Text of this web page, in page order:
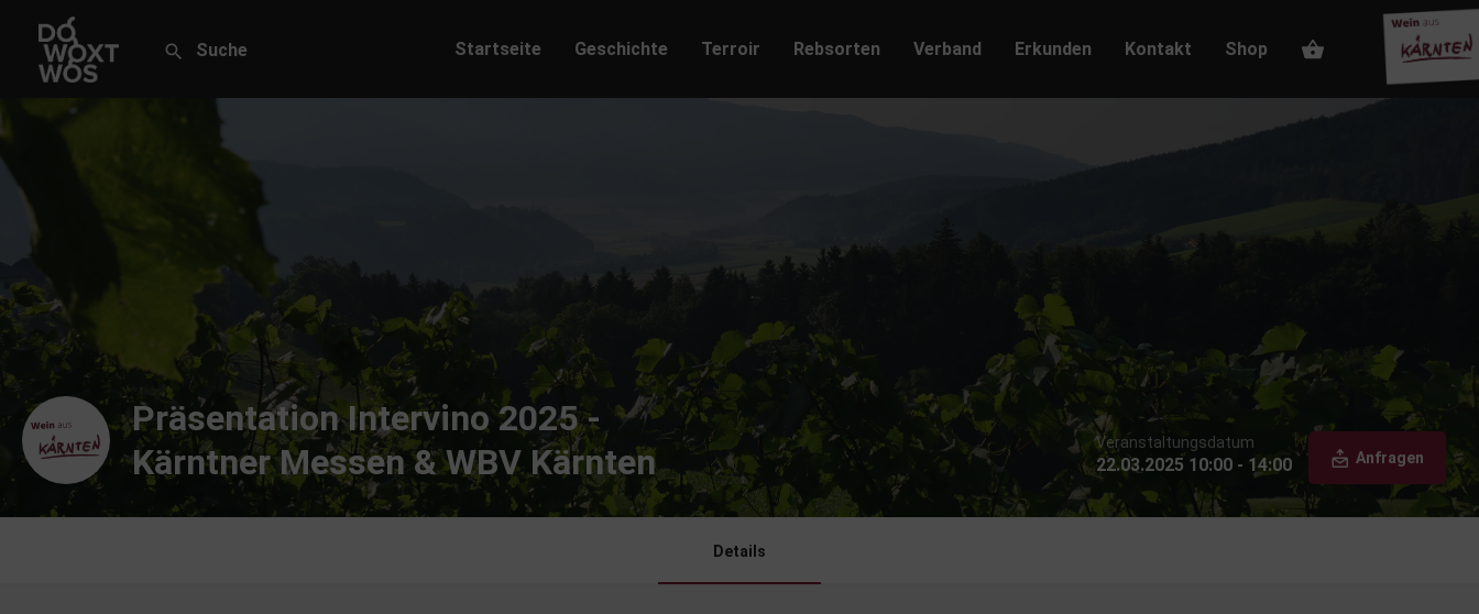
Startseite Geschichte Terroir Rebsorten Verband Erkunden Kontakt Shop
Präsentation Intervino 2025 -
Kärntner Messen & WBV Kärnten
Veranstaltungsdatum
22.03.2025 10:00 - 14:00 Anfragen
Details